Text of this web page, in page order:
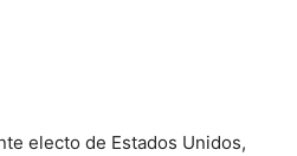
electo de Estados Unidos,